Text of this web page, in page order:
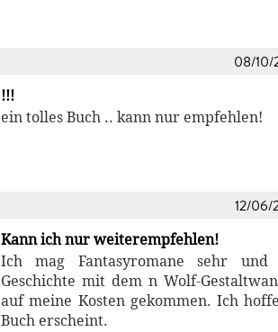
08/10/
!!!
ein tolles Buch .. kann nur empfehlen!
12/06/
Kann ich nur weiterempfehlen!
Ich mag Fantasyromane sehr
Geschichte mit dem n Wolf-
auf meine Kosten gekommen. Ich
Buch erscheint.